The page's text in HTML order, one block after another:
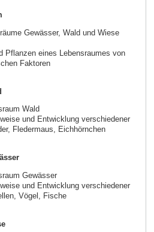
Gewässer, Wald und Wiese
Pflanzen eines Lebensraumes von
Faktoren
Wald
und Entwicklung verschiedener
Fledermaus, Eichhörnchen
Gewässer
und Entwicklung verschiedener
Vögel, Fische